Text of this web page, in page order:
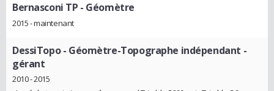
Bernasconi TP - Géomètre
2015 - maintenant
DessiTopo- Géomètre-Topographe indépendant -
gérant
2010 - 2015